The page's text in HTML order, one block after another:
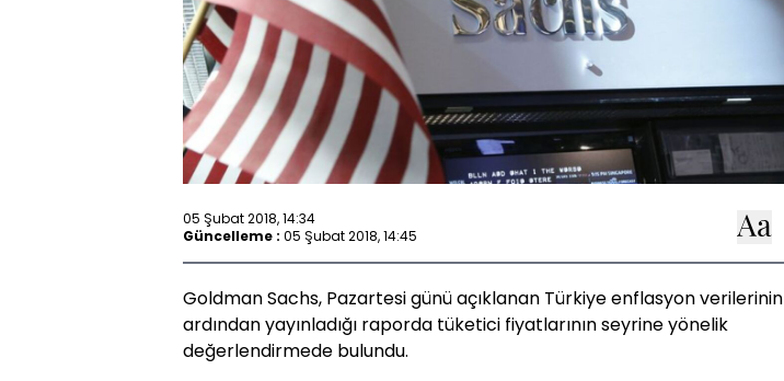
05 Şubat 2018, 14:34
Güncelleme : 05 Şubat 2018, 14:45
Goldman Sachs, Pazartesi günü açıklanan Türkiye enflasyon verilerinin
ardından yayınladığı raporda tüketici fiyatlarının seyrine yönelik
değerlendirmede bulundu.